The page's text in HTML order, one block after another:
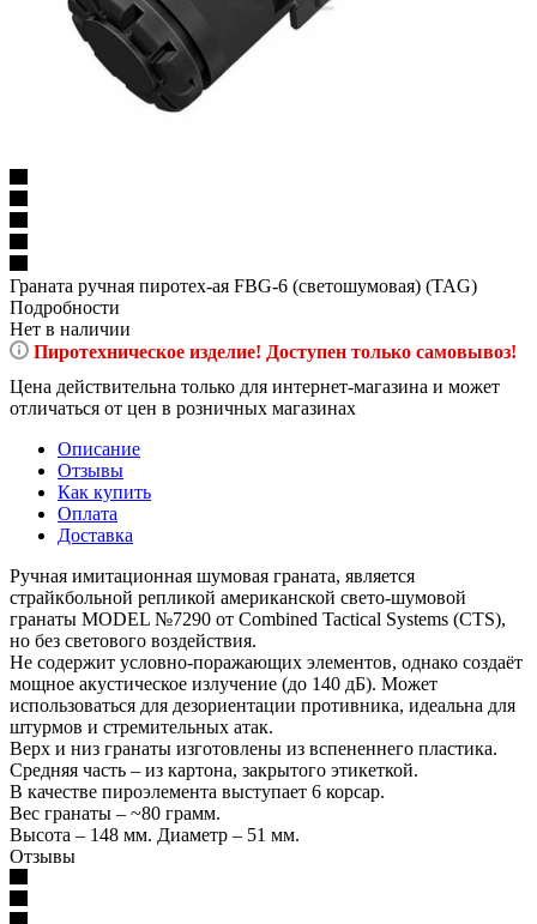
Граната ручная пиротех-ая FBG-6 (светошумовая) (TAG)
Подробности
Нет в наличии
Пиротехническое изделие! Доступен только самовывоз!
Цена действительна только для интернет-магазина и может
отличаться от цен в розничных магазинах
Описание
Отзывы
Как купить
Оплата
Доставка
Ручная имитационная шумовая граната, является
страйкбольной репликой американской свето-шумовой
гранаты MODEL №7290 от Combined Tactical Systems (CTS),
но без светового воздействия.
Не содержит условно-поражающих элементов, однако создаёт
мощное акустическое излучение (до 140 дБ). Может
использоваться для дезориентации противника, идеальна для
штурмов и стремительных атак.
Верх и низ гранаты изготовлены из вспененнего пластика.
Средняя часть – из картона, закрытого этикеткой.
В качестве пироэлемента выступает 6 корсар.
Вес гранаты – ~80 грамм.
Высота – 148 мм. Диаметр – 51 мм.
Отзывы